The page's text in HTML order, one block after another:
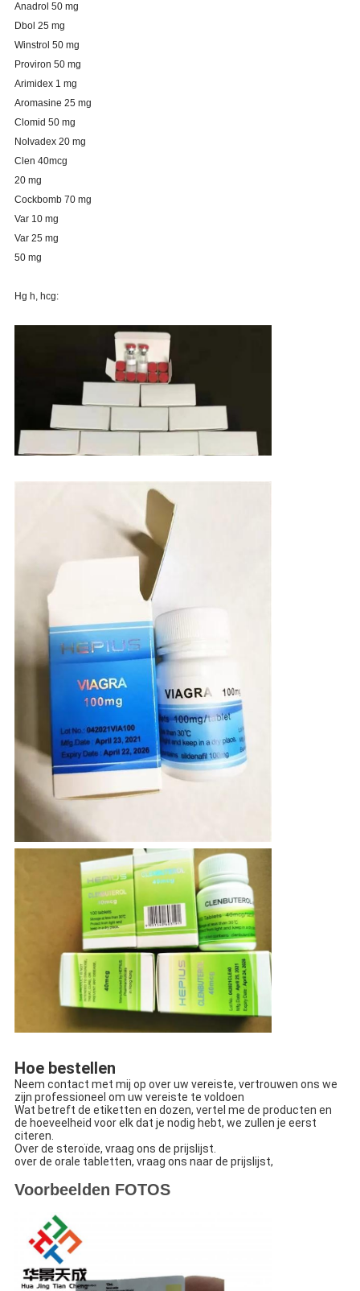
Anadrol 50 mg
Dbol 25 mg
Winstrol 50 mg
Proviron 50 mg
Arimidex 1 mg
Aromasine 25 mg
Clomid 50 mg
Nolvadex 20 mg
Clen 40mcg
20 mg
Cockbomb 70 mg
Var 10 mg
Var 25 mg
50 mg
Hg h, hcg:
Hoe bestellen
Neem contact met mij op over uw vereiste, vertrouwen ons we
zijn professioneel om uw vereiste te voldoen
Wat betreft de etiketten en dozen, vertel me de producten en
de hoeveelheid voor elk dat je nodig hebt, we zullen je eerst
citeren.
Over de steroïde, vraag ons de prijslijst.
over de orale tabletten, vraag ons naar de prijslijst,
Voorbeelden FOTOS